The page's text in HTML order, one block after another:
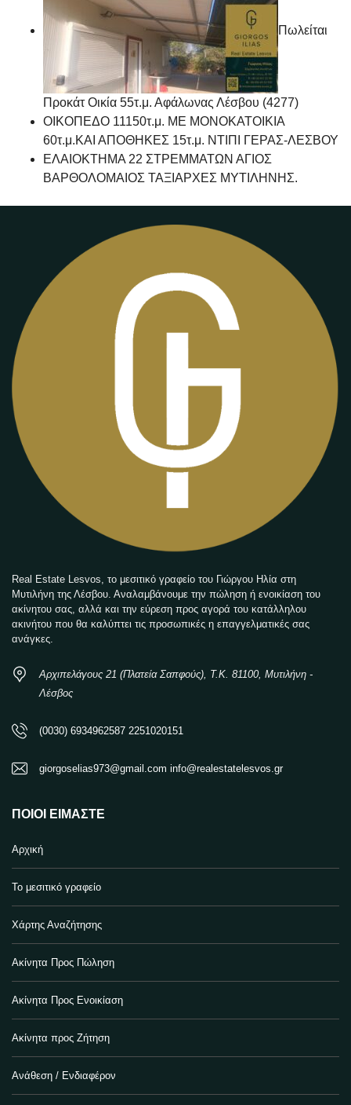
Πωλείται
Προκάτ Οικία 55τ.μ. Αφάλωνας Λέσβου (4277)
ΟΙΚΟΠΕΔΟ 11150τ.μ. ΜΕ ΜΟΝΟΚΑΤΟΙΚΙΑ
60τ.μ.ΚΑΙ ΑΠΟΘΗΚΕΣ 15τ.μ. ΝΤΙΠΙ ΓΕΡΑΣ-ΛΕΣΒΟΥ
ΕΛΑΙΟΚΤΗΜΑ 22 ΣΤΡΕΜΜΑΤΩΝ ΑΓΙΟΣ
ΒΑΡΘΟΛΟΜΑΙΟΣ ΤΑΞΙΑΡΧΕΣ ΜΥΤΙΛΗΝΗΣ.
Real Estate Lesvos, το μεσιτικό γραφείο του Γιώργου Ηλία στη
Μυτιλήνη της Λέσβου. Αναλαμβάνουμε την πώληση ή ενοικίαση του
ακίνητου σας, αλλά και την εύρεση προς αγορά του κατάλληλου
ακινήτου που θα καλύπτει τις προσωπικές η επαγγελματικές σας
ανάγκες.
Αρχιπελάγους 21 (Πλατεία Σαπφούς), Τ.Κ. 81100, Μυτιλήνη -
Λέσβος
(0030) 6934962587 2251020151
giorgoselias973@gmail.com info@realestatelesvos.gr
ΠΟΙΟΙ ΕΊΜΑΣΤΕ
Αρχική
Το μεσιτικό γραφείο
Χάρτης Αναζήτησης
Ακίνητα Προς Πώληση
Ακίνητα Προς Ενοικίαση
Ακίνητα προς Ζήτηση
Ανάθεση / Ενδιαφέρον